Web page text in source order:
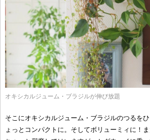
オキシカルジューム・ブラジルが伸び放題
そこにオキシカルジューム・ブラジルのつるを
ょっとコンパクトに。そしてボリューミィに！